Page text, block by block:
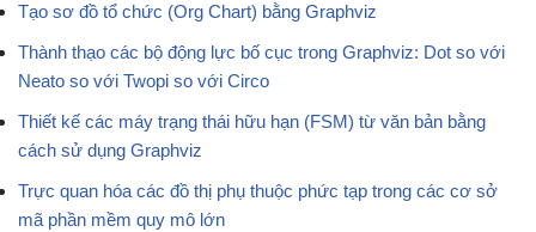
Tạo sơ đồ tổ chức (Org Chart) bằng Graphviz
Thành thạo các bộ động lực bố cục trong Graphviz: Dot so với
Neato so với Twopi so với Circo
Thiết kế các máy trạng thái hữu hạn (FSM) từ văn bản bằng
cách sử dụng Graphviz
Trực quan hóa các đồ thị phụ thuộc phức tạp trong các cơ sở
mã phần mềm quy mô lớn